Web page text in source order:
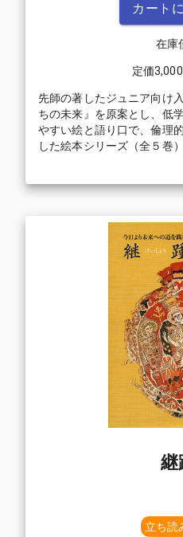
カート
在庫
定価3,000
先師の著したジュニア向け
ちの未来』を原案とし、低
やすい絵と語り口で、倫理
した絵本シリーズ（全５巻）
継
立ち読